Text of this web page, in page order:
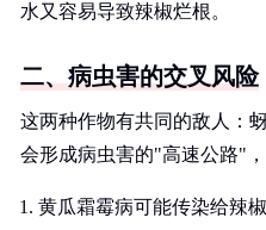
水又容易导致辣椒烂根。
二、病虫害的交叉风险
这两种作物有共同的敌人：
会形成病虫害的"高速公路"，
黄瓜霜霉病可能传染给辣椒